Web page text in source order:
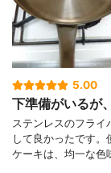
5.00
下準備がいるが
ステンレスのフライ
して良かったです。
ケーキは、均一な色